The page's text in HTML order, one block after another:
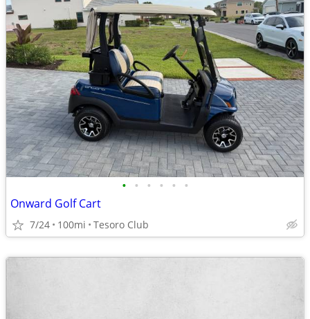
• • • • • •
Onward Golf Cart
7/24 100mi Tesoro Club